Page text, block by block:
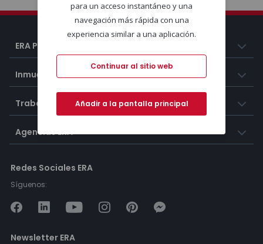
ERA Portugal
Inmuebles
Trabaja con nosotros
Agencias ERA
Redes Sociales ERA
Síguenos:
Newsletter ERA
para un acceso instantáneo y una
navegación más rápida con una
experiencia similar a una aplicación.
Continuar al sitio web
Añadir a la pantalla principal